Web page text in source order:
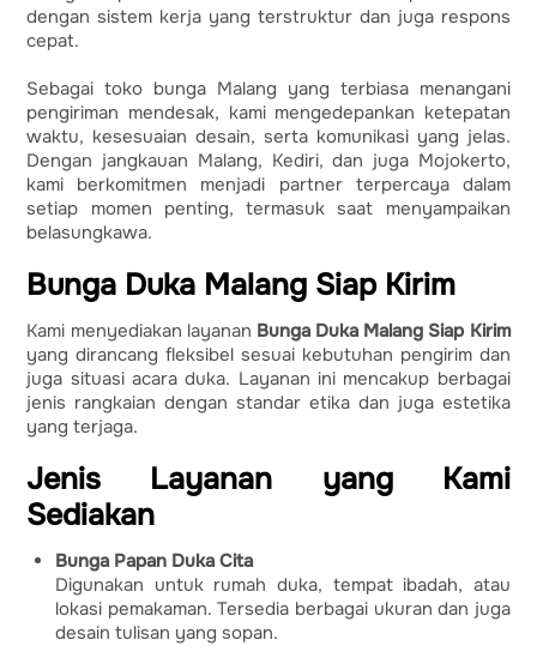
dengan sistem kerja yang terstruktur dan juga respons
cepat.
Sebagai toko bunga Malang yang terbiasa menangani
pengiriman mendesak, kami mengedepankan ketepatan
waktu, kesesuaian desain, serta komunikasi yang jelas.
Dengan jangkauan Malang, Kediri, dan juga Mojokerto,
kami berkomitmen menjadi partner terpercaya dalam
setiap momen penting, termasuk saat menyampaikan
belasungkawa.
Bunga Duka Malang Siap Kirim
Kami menyediakan layanan Bunga Duka Malang Siap Kirim
yang dirancang fleksibel sesuai kebutuhan pengirim dan
juga situasi acara duka. Layanan ini mencakup berbagai
jenis rangkaian dengan standar etika dan juga estetika
yang terjaga.
Jenis Layanan yang Kami
Sediakan
Bunga Papan Duka Cita
Digunakan untuk rumah duka, tempat ibadah, atau
lokasi pemakaman. Tersedia berbagai ukuran dan juga
desain tulisan yang sopan.